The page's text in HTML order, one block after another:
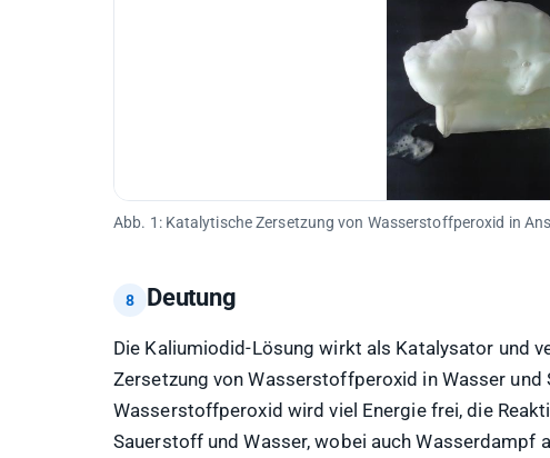
Abb. 1: Katalytische Zersetzung von Wasserstoffperoxid in
Deutung
Die Kaliumiodid-Lösung wirkt als Katalysator und
Zersetzung von Wasserstoffperoxid in Wasser
Wasserstoffperoxid wird viel Energie frei, die
Sauerstoff und Wasser, wobei auch Wasserdampf